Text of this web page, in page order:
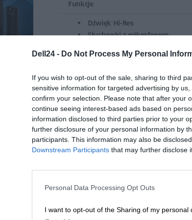
Dell24 - Do Not Process My Personal
If you wish to opt-out of the sale, sharing to third
sensitive information for targeted advertising by
confirm your selection. Please note that after your
continue seeing interest-based ads based on
information disclosed to third parties prior to your
further disclosure of your personal information by
participants. This information may also be
Downstream Participants that may further disclose
Personal Data Processing Opt Outs
I want to opt-out of the Sharing of my personal
Funkcje
Dźwięk Hi-Res
Słuchawki z mikrofonem
Typ produktu
Kompatybilność
Funkcje dodatkowe
Szerokość
Kolor